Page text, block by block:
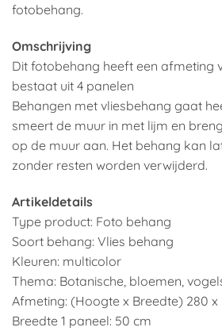
fotobehang.
Omschrijving
Dit fotobehang heeft een afmeting
bestaat uit 4 panelen
Behangen met vliesbehang gaat
smeert de muur in met lijm en
op de muur aan. Het behang kan
zonder resten worden verwijderd.
Artikeldetails
Type product: Foto behang
Soort behang: Vlies behang
Kleuren: multicolor
Thema: Botanische, bloemen,
Afmeting: (Hoogte x Breedte) 280 x
Breedte 1 paneel: 50 cm